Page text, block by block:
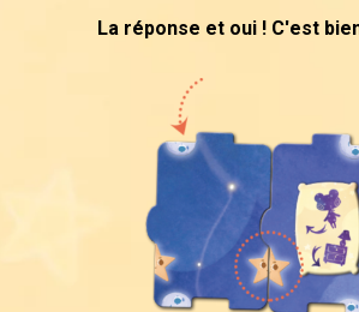
La réponse et oui ! C'est